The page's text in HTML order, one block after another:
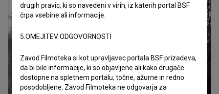
drugih pravic, ki so navedeni v virih, iz katerih portal BSF
črpa vsebine ali informacije.
5.OMEJITEV ODGOVORNOSTI
Zavod Filmoteka si kot upravljavec portala BSF prizadeva,
da bi bile informacije, ki so objavljene ali kako drugače
dostopne na spletnem portalu, točne, ažurne in redno
posodobljene. Zavod Filmoteka ne odgovarja za